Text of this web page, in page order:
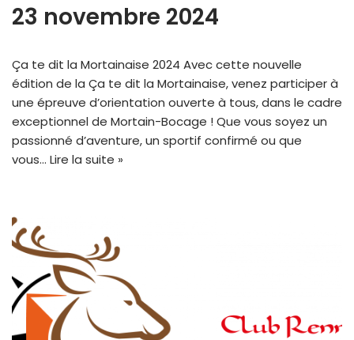
23 novembre 2024
Ça te dit la Mortainaise 2024 Avec cette nouvelle
édition de la Ça te dit la Mortainaise, venez participer à
une épreuve d’orientation ouverte à tous, dans le cadre
exceptionnel de Mortain-Bocage ! Que vous soyez un
passionné d’aventure, un sportif confirmé ou que
vous… Lire la suite »